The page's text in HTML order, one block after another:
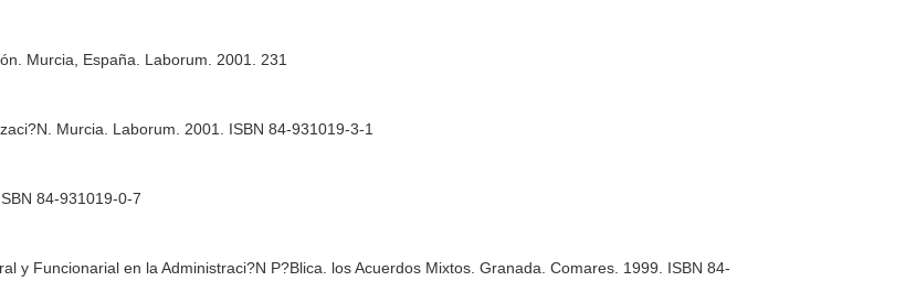
Murcia, España. Laborum. 2001. 231
Murcia. Laborum. 2001. ISBN 84-931019-3-1
84-931019-0-7
y Funcionarial en la Administraci?N P?Blica. los Acuerdos Mixtos. Granada. Comares. 1999. ISBN 84-